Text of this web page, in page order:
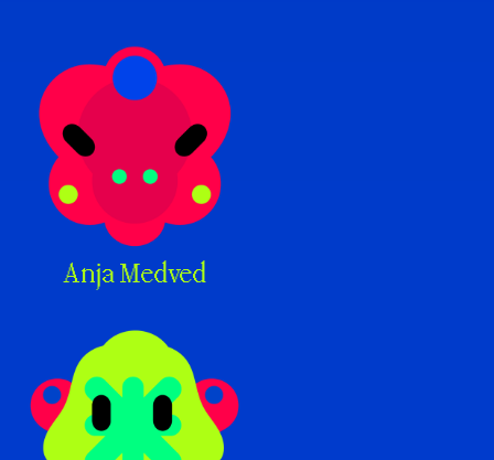
Anja Medved